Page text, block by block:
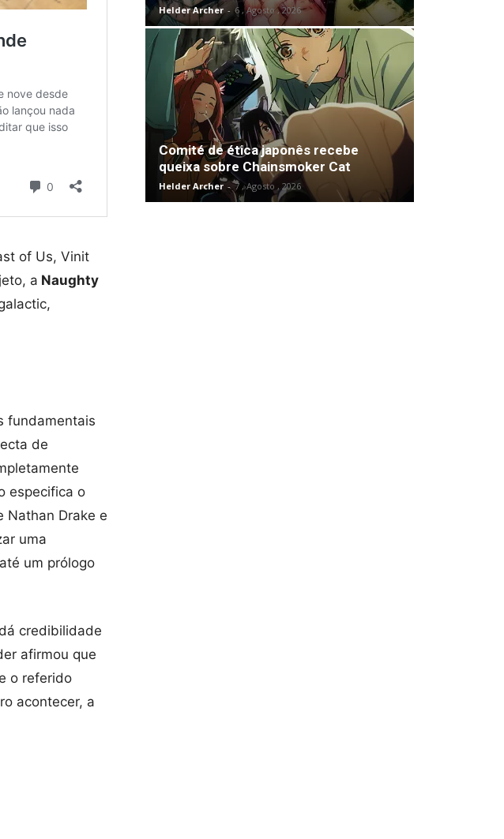
of Us, Vinit
a Naughty
fundamentais
de
especifica o
Nathan Drake e
uma
um prólogo
credibilidade
afirmou que
o referido
acontecer, a
Helder Archer - 6 , Agosto , 2026
Comité de ética japonês recebe
queixa sobre Chainsmoker Cat
Helder Archer - 7 , Agosto , 2026